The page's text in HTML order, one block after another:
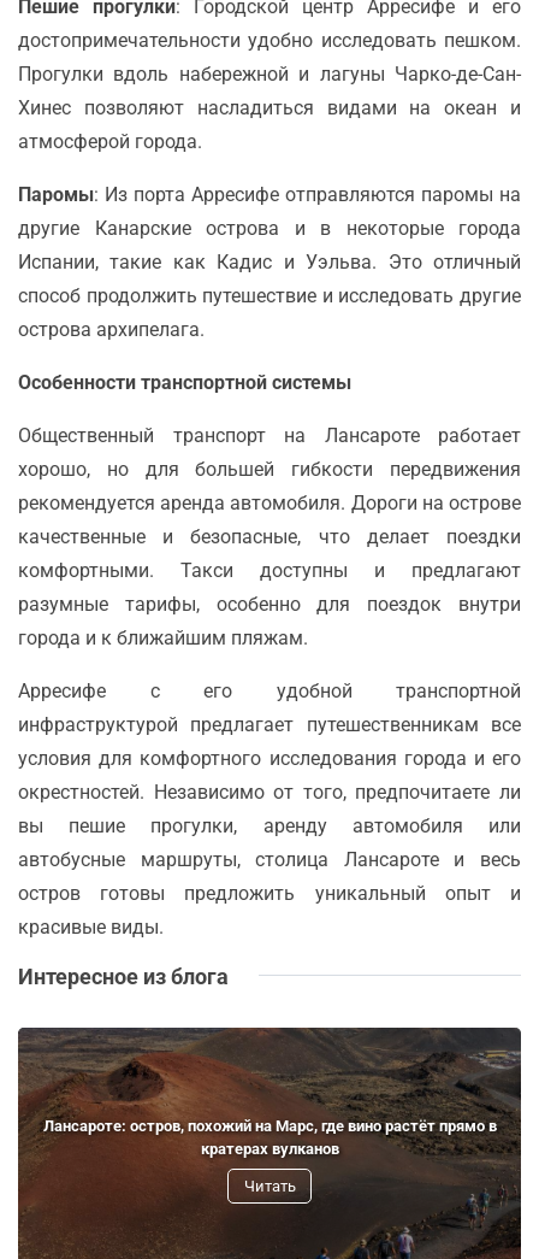
Пешие прогулки: Городской центр Арресифе и его
достопримечательности удобно исследовать пешком.
Прогулки вдоль набережной и лагуны Чарко-де-Сан-
Хинес позволяют насладиться видами на океан и
атмосферой города.
Паромы: Из порта Арресифе отправляются паромы на
другие Канарские острова и в некоторые города
Испании, такие как Кадис и Уэльва. Это отличный
способ продолжить путешествие и исследовать другие
острова архипелага.
Особенности транспортной системы
Общественный транспорт на Лансароте работает
хорошо, но для большей гибкости передвижения
рекомендуется аренда автомобиля. Дороги на острове
качественные и безопасные, что делает поездки
комфортными. Такси доступны и предлагают
разумные тарифы, особенно для поездок внутри
города и к ближайшим пляжам.
Арресифе с его удобной транспортной
инфраструктурой предлагает путешественникам все
условия для комфортного исследования города и его
окрестностей. Независимо от того, предпочитаете ли
вы пешие прогулки, аренду автомобиля или
автобусные маршруты, столица Лансароте и весь
остров готовы предложить уникальный опыт и
красивые виды.
Интересное из блога
Лансароте: остров, похожий на Марс, где вино растёт прямо в
кратерах вулканов
Читать